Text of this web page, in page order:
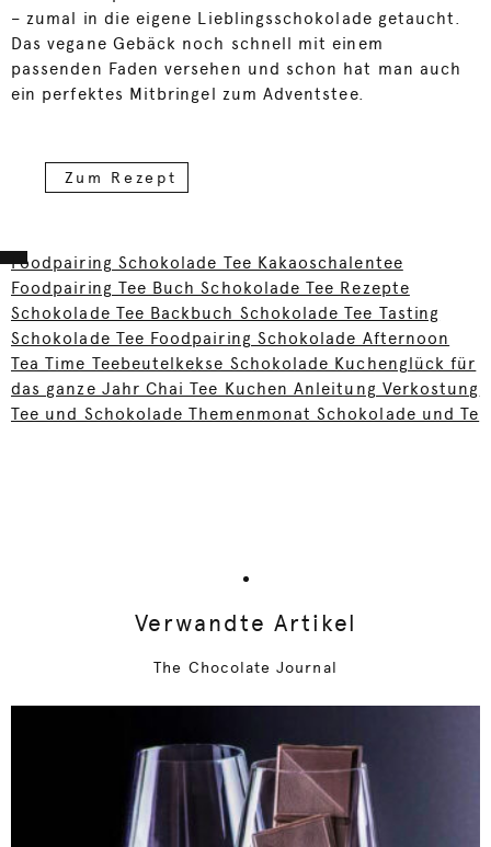
– zumal in die eigene Lieblingsschokolade getaucht.
Das vegane Gebäck noch schnell mit einem
passenden Faden versehen und schon hat man auch
ein perfektes Mitbringel zum Adventstee.
Zum Rezept
Foodpairing Schokolade Tee Kakaoschalentee
Foodpairing Tee Buch Schokolade Tee Rezepte
Schokolade Tee Backbuch Schokolade Tee Tasting
Schokolade Tee Foodpairing Schokolade Afternoon
Tea Time Teebeutelkekse Schokolade Kuchenglück für
das ganze Jahr Chai Tee Kuchen Anleitung Verkostung
Tee und Schokolade Themenmonat Schokolade und Te
Verwandte Artikel
The Chocolate Journal